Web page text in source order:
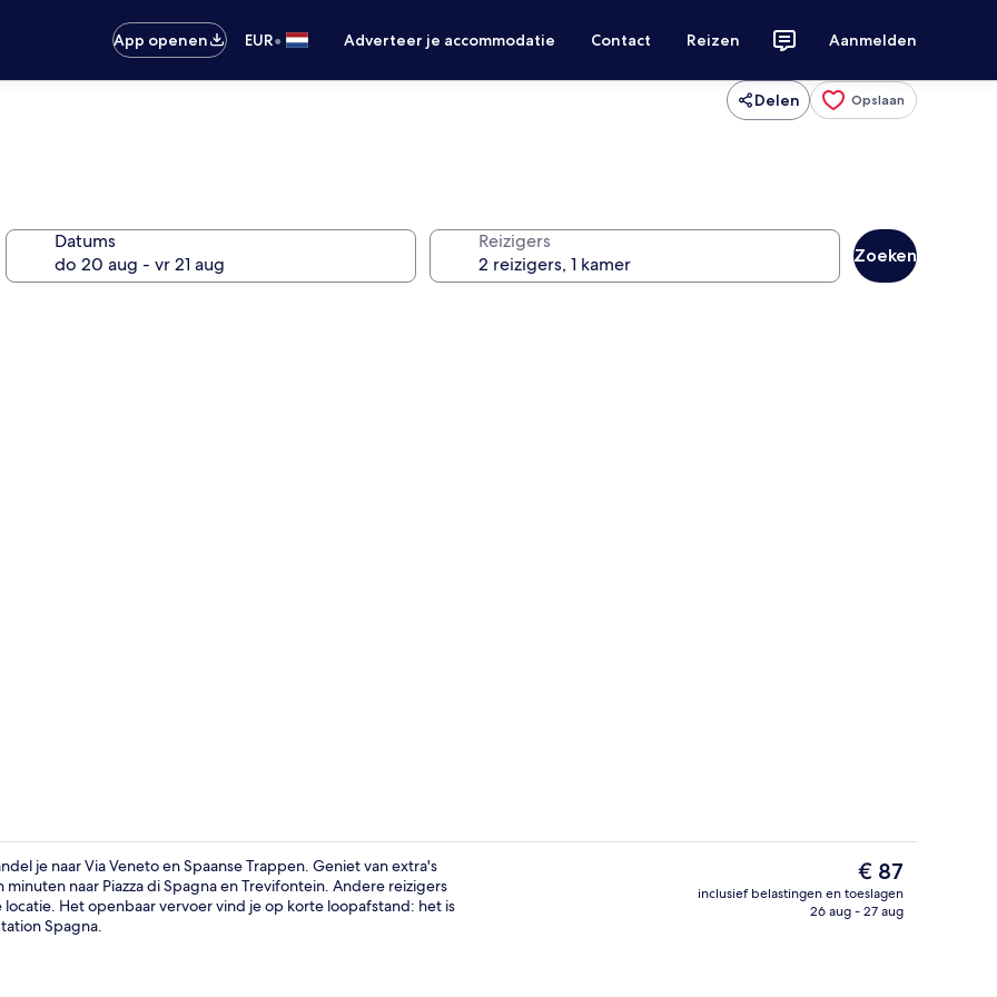
App openen
EUR• Adverteer je accommodatie Contact Reizen Aanmelden
Delen Opslaan
Datums Reizigers
Zoeken
Premium suite | Bedden met
je naar Via Veneto en Spaanse Trappen. Geniet van extra's
naar Piazza di Spagna en Trevifontein. Andere reizigers
Het openbaar vervoer vind je op korte loopafstand: het is
Spagna.
De
huidige
prijs
€ 87
inclusief belastingen en toeslagen
26 aug - 27 aug